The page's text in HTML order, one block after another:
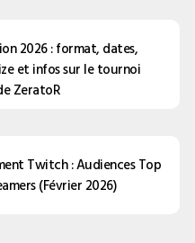
2026 : format, dates,
et infos sur le tournoi
ZeratoR
Twitch : Audiences Top
(Février 2026)